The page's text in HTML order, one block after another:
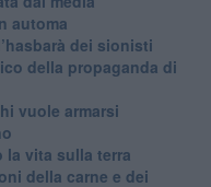
automa
dei sionisti
della propaganda di
vuole armarsi
la vita sulla terra
della carne e dei